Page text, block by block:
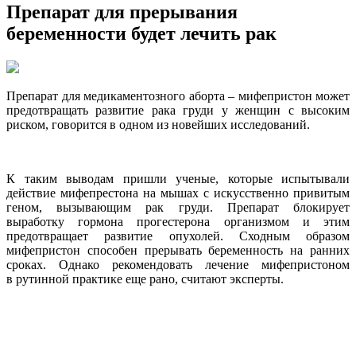
Препарат для прерывания
беременности будет лечить рак
Препарат для медикаментозного аборта – мифепристон может
предотвращать развитие рака груди у женщин с высоким
риском, говорится в одном из новейших исследований.
К таким выводам пришли ученые, которые испытывали
действие мифепрестона на мышах с искусственно привитым
геном, вызывающим рак груди. Препарат блокирует
выработку гормона прогестерона организмом и этим
предотвращает развитие опухолей. Сходным образом
мифепристон способен прерывать беременность на ранних
сроках. Однако рекомендовать лечение мифепристоном
в рутинной практике еще рано, считают эксперты.